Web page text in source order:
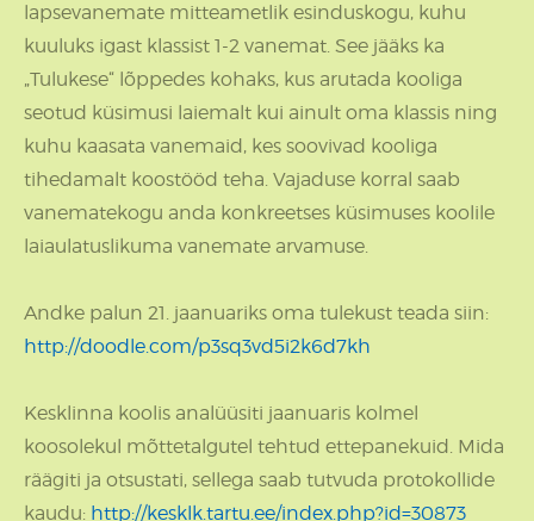
lapsevanemate mitteametlik esinduskogu, kuhu
kuuluks igast klassist 1-2 vanemat. See jääks ka
„Tulukese“ lõppedes kohaks, kus arutada kooliga
seotud küsimusi laiemalt kui ainult oma klassis ning
kuhu kaasata vanemaid, kes soovivad kooliga
tihedamalt koostööd teha. Vajaduse korral saab
vanematekogu anda konkreetses küsimuses koolile
laiaulatuslikuma vanemate arvamuse.
Andke palun 21. jaanuariks oma tulekust teada siin:
http://doodle.com/p3sq3vd5i2k6d7kh
Kesklinna koolis analüüsiti jaanuaris kolmel
koosolekul mõttetalgutel tehtud ettepanekuid. Mida
räägiti ja otsustati, sellega saab tutvuda protokollide
kaudu: http://kesklk.tartu.ee/index.php?id=30873